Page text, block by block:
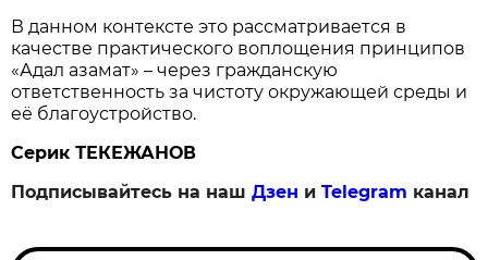
В данном контексте это рассматривается в
качестве практического воплощения принципов
«Адал азамат» – через гражданскую
ответственность за чистоту окружающей среды и
её благоустройство.
Серик ТЕКЕЖАНОВ
Подписывайтесь на нашДзен иTelegram канал